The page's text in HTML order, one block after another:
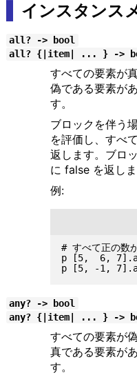
インスタンス
all? -> bool
all? {|item| ... } ->
すべての要素が
偽である要素が
す。
ブロックを伴う
を評価し、すべ
返します。ブロ
に false を返しま
例:
# すべて正の数
p [5,  6,
any? -> bool
any? {|item| ... } ->
すべての要素が
真である要素が
す。